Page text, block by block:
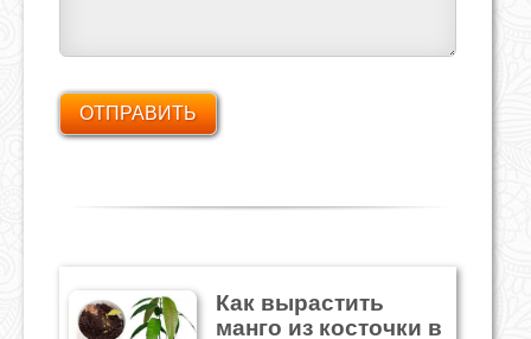
Как вырастить
манго из косточки в